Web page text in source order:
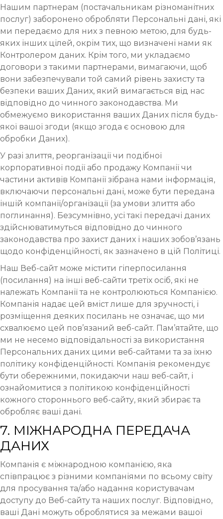
Нашим партнерам (постачальникам різноманітних
послуг) заборонено обробляти Персональні дані, які
ми передаємо для них з певною метою, для будь-
яких інших цілей, окрім тих, що визначені нами як
Контролером даних. Крім того, ми укладаємо
договори з такими партнерами, вимагаючи, щоб
вони забезпечували той самий рівень захисту та
безпеки ваших Даних, який вимагається від нас
відповідно до чинного законодавства. Ми
обмежуємо використання ваших Даних після будь-
якої вашої згоди (якщо згода є основою для
обробки Даних).
У разі злиття, реорганізації чи подібної
корпоративної події або продажу Компанії чи
частини активів Компанії зібрана нами інформація,
включаючи персональні дані, може бути передана
іншій компанії/організації (за умови злиття або
поглинання). Безсумнівно, усі такі передачі даних
здійснюватимуться відповідно до чинного
законодавства про захист даних і наших зобов’язань
щодо конфіденційності, як зазначено в цій Політиці.
Наш Веб-сайт може містити гіперпосилання
(посилання) на інші веб-сайти третіх осіб, які не
належать Компанії та не контролюються Компанією.
Компанія надає цей вміст лише для зручності, і
розміщення деяких посилань не означає, що ми
схвалюємо цей пов’язаний веб-сайт. Пам’ятайте, що
ми не несемо відповідальності за використання
Персональних даних цими веб-сайтами та за їхню
політику конфіденційності. Компанія рекомендує
бути обережними, покидаючи наш веб-сайт, і
ознайомитися з політикою конфіденційності
кожного стороннього веб-сайту, який збирає та
обробляє ваші дані.
7. МІЖНАРОДНА ПЕРЕДАЧА
ДАНИХ
Компанія є міжнародною компанією, яка
співпрацює з різними компаніями по всьому світу
для просування та/або надання користувачам
доступу до Веб-сайту та наших послуг. Відповідно,
ваші Дані можуть оброблятися за межами вашої